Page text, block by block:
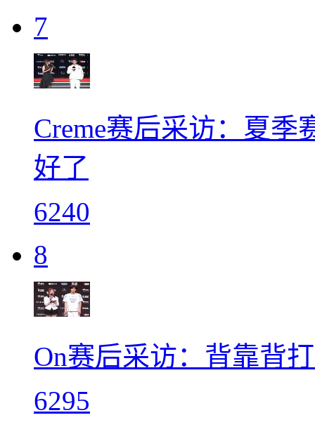
7
Creme赛后采访：夏
好了
6240
8
On赛后采访：背靠背
6295